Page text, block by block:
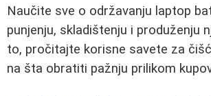
Naučite sve o održavanju laptop
punjenju, skladištenju i produženju
to, pročitajte korisne savete za
na šta obratiti pažnju prilikom